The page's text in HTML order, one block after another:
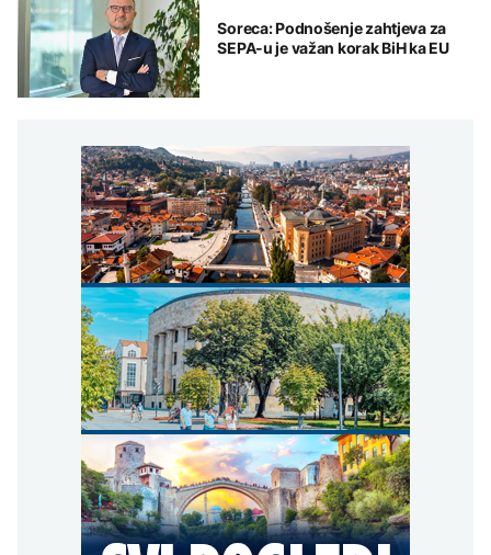
Soreca: Podnošenje zahtjeva za
SEPA-u je važan korak BiH ka EU